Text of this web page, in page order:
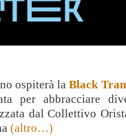
ospiterà laBlack
per abbracciare
dal Collettivo
(altro…)